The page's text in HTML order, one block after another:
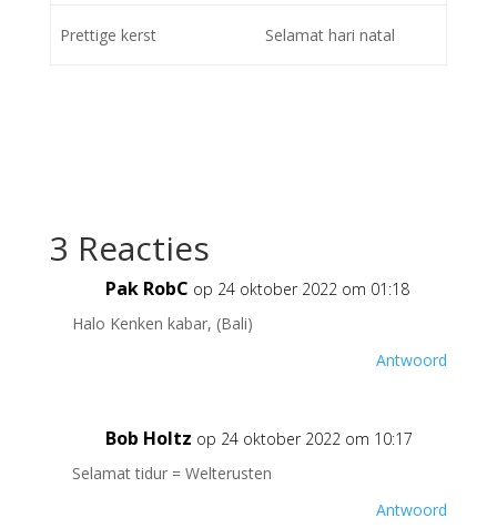
Prettige kerst Selamat hari natal
3 Reacties
Pak RobC op 24 oktober 2022 om 01:18
Halo Kenken kabar, (Bali)
Antwoord
Bob Holtz op 24 oktober 2022 om 10:17
Selamat tidur = Welterusten
Antwoord